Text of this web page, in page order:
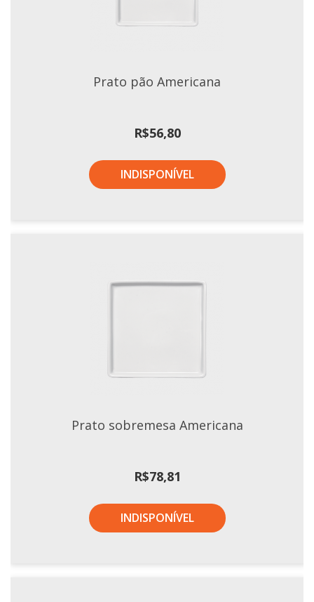
Prato pão Americana
R$56,80
INDISPONÍVEL
Prato sobremesa Americana
R$78,81
INDISPONÍVEL